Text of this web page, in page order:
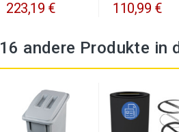
223,19 € 110,99 €
16 andere Produkte in